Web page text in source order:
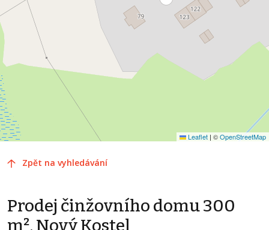
Leaflet | ©OpenStreetMap
Zpět na vyhledávání
Prodej činžovního domu 300
m², Nový Kostel